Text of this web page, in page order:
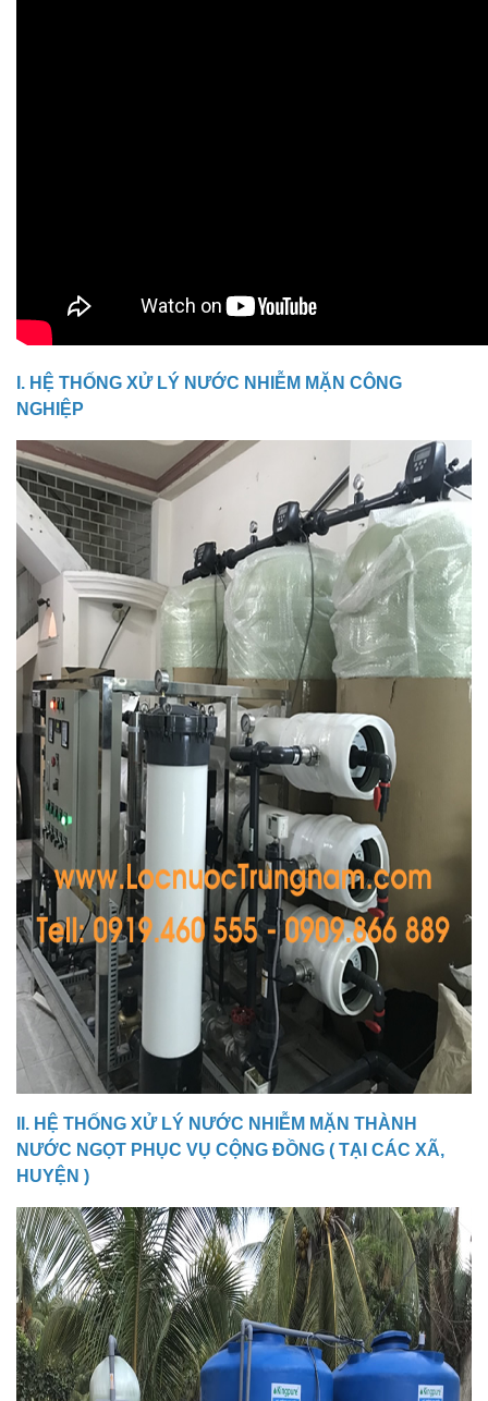
I. HỆ THỐNG XỬ LÝ NƯỚC NHIỄM MẶN CÔNG
NGHIỆP
II. HỆ THỐNG XỬ LÝ NƯỚC NHIỄM MẶN THÀNH
NƯỚC NGỌT PHỤC VỤ CỘNG ĐỒNG ( TẠI CÁC XÃ,
HUYỆN )